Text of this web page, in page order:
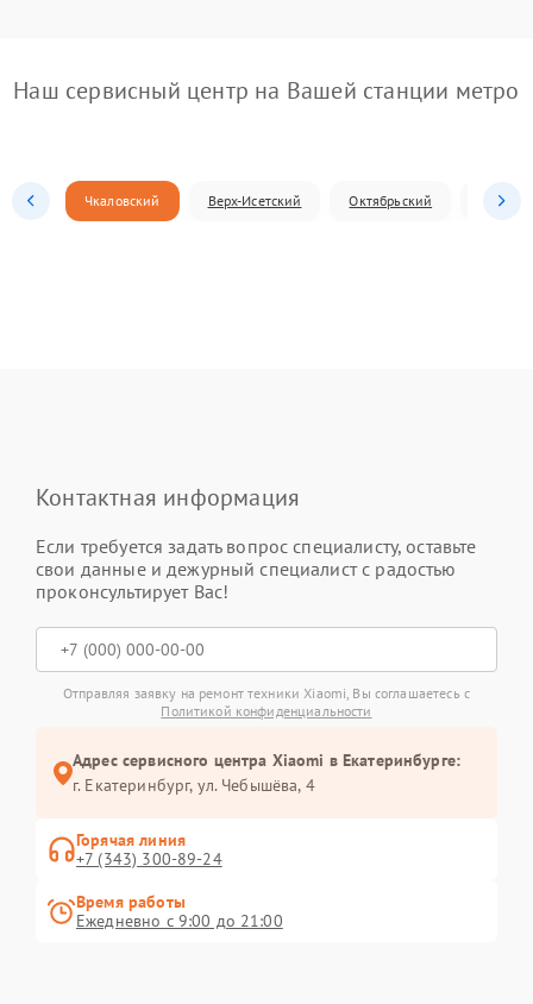
Наш сервисный центр на Вашей станции метро
Чкаловский Верх-Исетский Октябрьский
Контактная информация
Если требуется задать вопрос специалисту, оставьте
свои данные и дежурный специалист с радостью
проконсультирует Вас!
Отправляя заявку на ремонт техники Xiaomi, Вы соглашаетесь с
Политикой конфиденциальности
Адрес сервисного центра Xiaomi в Екатеринбурге:
г. Екатеринбург, ул. Чебышёва, 4
Горячая линия
+7 (343) 300-89-24
Время работы
Ежедневно с 9:00 до 21:00